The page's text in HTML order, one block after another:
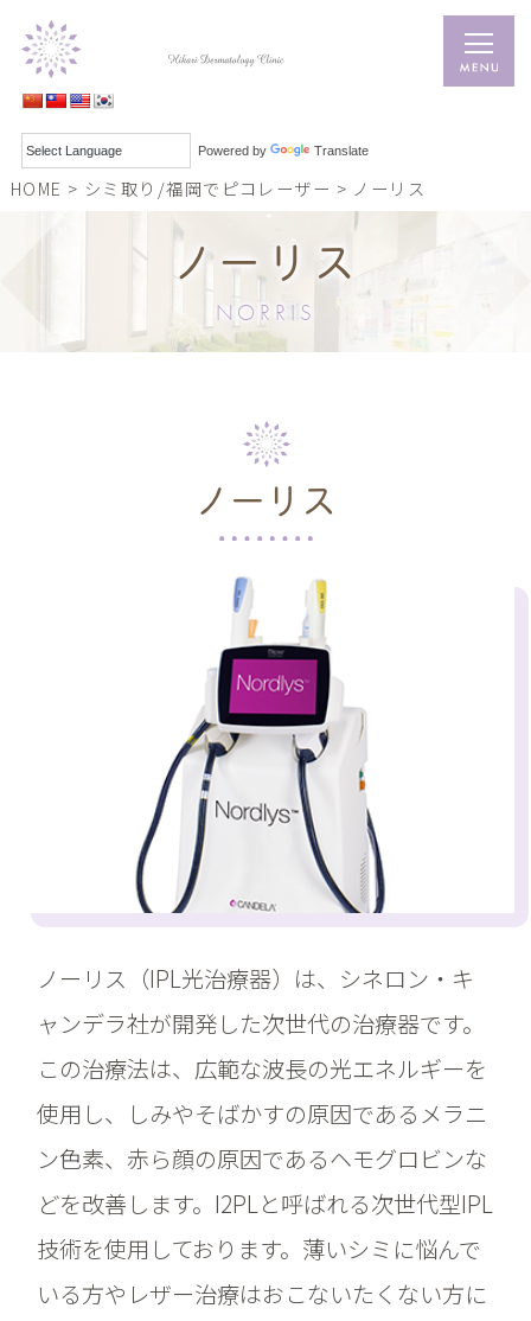
Powered by Translate
HOME > シミ取り/福岡でピコレーザー > ノーリス
ノーリス
NORRIS
ノーリス
ノーリス（IPL光治療器）は、シネロン・キ
ャンデラ社が開発した次世代の治療器です。
この治療法は、広範な波長の光エネルギーを
使用し、しみやそばかすの原因であるメラニ
ン色素、赤ら顔の原因であるヘモグロビンな
どを改善します。I2PLと呼ばれる次世代型IPL
技術を使用しております。薄いシミに悩んで
いる方やレザー治療はおこないたくない方に